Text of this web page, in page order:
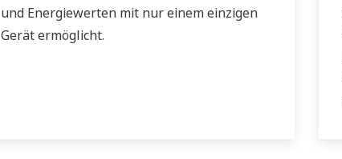
und Energiewerten mit nur einem einzigen
Gerät ermöglicht.